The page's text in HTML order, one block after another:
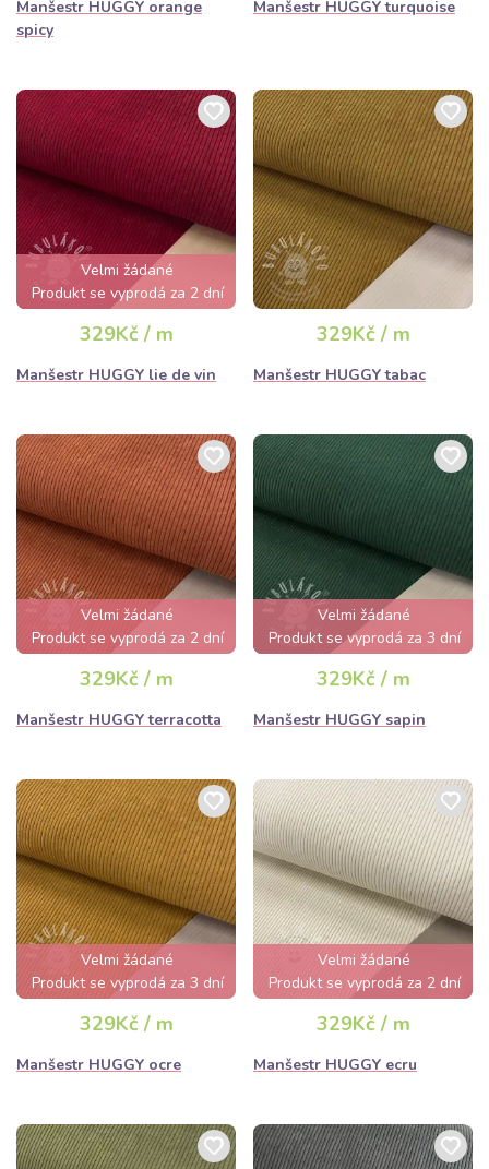
Manšestr HUGGY orange
spicy
Manšestr HUGGY turquoise
Velmi žádané
Produkt se vyprodá za 2 dní
329Kč / m
Manšestr HUGGY lie de vin
329Kč / m
Manšestr HUGGY tabac
Velmi žádané
Produkt se vyprodá za 2 dní
329Kč / m
Manšestr HUGGY terracotta
Velmi žádané
Produkt se vyprodá za 3 dní
329Kč / m
Manšestr HUGGY sapin
Velmi žádané
Produkt se vyprodá za 3 dní
329Kč / m
Manšestr HUGGY ocre
Velmi žádané
Produkt se vyprodá za 2 dní
329Kč / m
Manšestr HUGGY ecru